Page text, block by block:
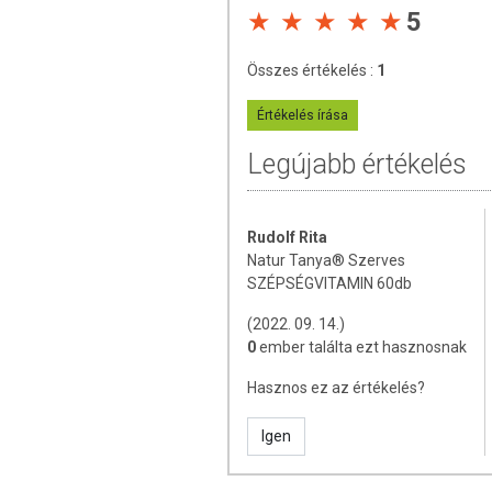
(hidroxipropil-metil-cellulóz), nagy
(mikrokristályos cellulóz), L-
biszglicinát, csomósodást gátló
acetát, nikotinamid, kalcium-D-
hidroklorid, riboflavin, tiamin-
Hatóanyagok a napi adagban
E-vitamin
5
Összes értékelés : 1
Értékelés írása
Legújabb értékelés
Rudolf Rita
Natur Tanya® Szerves
SZÉPSÉGVITAMIN 60db
(2022. 09. 14.)
0ember találta ezt hasznosnak
Hasznos ez az értékelés?
Igen